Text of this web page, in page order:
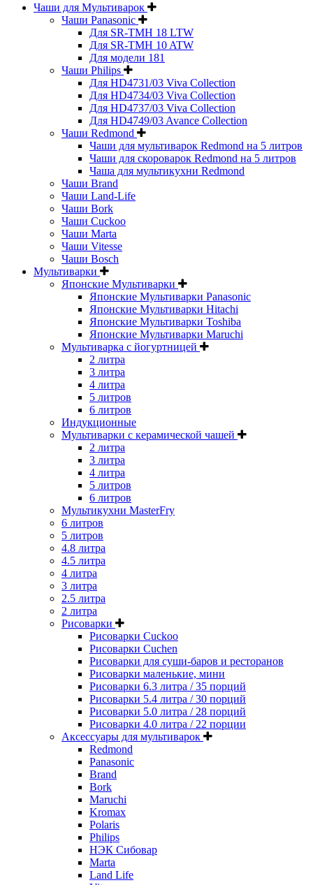
Чаши для Мультиварок
Чаши Panasonic
Для SR-TMH 18 LTW
Для SR-TMH 10 ATW
Для модели 181
Чаши Philips
Для HD4731/03 Viva Collection
Для HD4734/03 Viva Collection
Для HD4737/03 Viva Collection
Для HD4749/03 Avance Collection
Чаши Redmond
Чаши для мультиварок Redmond на 5 литров
Чаши для скороварок Redmond на 5 литров
Чаша для мультикухни Redmond
Чаши Brand
Чаши Land-Life
Чаши Bork
Чаши Cuckoo
Чаши Marta
Чаши Vitesse
Чаши Bosch
Мультиварки
Японские Мультиварки
Японские Мультиварки Panasonic
Японские Мультиварки Hitachi
Японские Мультиварки Toshiba
Японские Мультиварки Maruchi
Мультиварка с йогуртницей
2 литра
3 литра
4 литра
5 литров
6 литров
Индукционные
Мультиварки с керамической чашей
2 литра
3 литра
4 литра
5 литров
6 литров
Мультикухни MasterFry
6 литров
5 литров
4.8 литра
4.5 литра
4 литра
3 литра
2.5 литра
2 литра
Рисоварки
Рисоварки Cuckoo
Рисоварки Cuchen
Рисоварки для суши-баров и ресторанов
Рисоварки маленькие, мини
Рисоварки 6.3 литра / 35 порций
Рисоварки 5.4 литра / 30 порций
Рисоварки 5.0 литра / 28 порций
Рисоварки 4.0 литра / 22 порции
Аксессуары для мультиварок
Redmond
Panasonic
Brand
Bork
Maruchi
Kromax
Polaris
Philips
НЭК Сибовар
Marta
Land Life